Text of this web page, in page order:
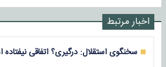
اخبار مرتبط
سخنگوی استقلال: درگیری؟ اتفاقی